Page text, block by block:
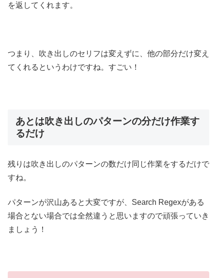
を返してくれます。
つまり、吹き出しのセリフは変えずに、他の部分だけ変え
てくれるというわけですね。すごい！
あとは吹き出しのパターンの分だけ作業す
るだけ
残りは吹き出しのパターンの数だけ同じ作業をするだけで
すね。
パターンが沢山あると大変ですが、Search Regexがある
場合とない場合では全然違うと思いますので頑張っていき
ましょう！